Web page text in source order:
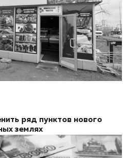
ряд пунктов нового
землях